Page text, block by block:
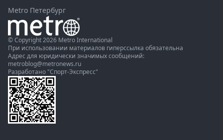
Metro Петербург
© Copyright 2026 Metro International
При использовании материалов гиперссылка обязательна
Адрес для юридически значимых сообщений:
metroblog@metronews.ru
Разработано "Спорт-Экспресс"